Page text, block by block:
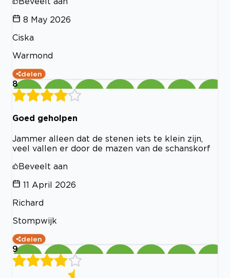
8 May 2026
Ciska
Warmond
delen
8
Goed geholpen
Jammer alleen dat de stenen iets te klein zijn,
veel vallen er door de mazen van de schanskorf
Beveelt aan
11 April 2026
Richard
Stompwijk
delen
9